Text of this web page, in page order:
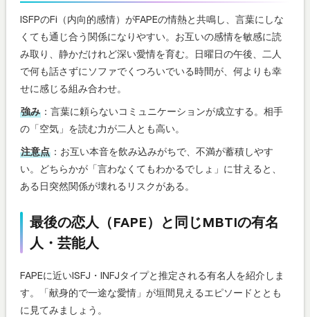
ISFPのFi（内向的感情）がFAPEの情熱と共鳴し、言葉にしな
くても通じ合う関係になりやすい。お互いの感情を敏感に読
み取り、静かだけれど深い愛情を育む。日曜日の午後、二人
で何も話さずにソファでくつろいでいる時間が、何よりも幸
せに感じる組み合わせ。
強み ：言葉に頼らないコミュニケーションが成立する。相手
の「空気」を読む力が二人とも高い。
注意点 ：お互い本音を飲み込みがちで、不満が蓄積しやす
い。どちらかが「言わなくてもわかるでしょ」に甘えると、
ある日突然関係が壊れるリスクがある。
最後の恋人（FAPE）と同じMBTIの有名
人・芸能人
FAPEに近いISFJ・INFJタイプと推定される有名人を紹介しま
す。「献身的で一途な愛情」が垣間見えるエピソードととも
に見てみましょう。